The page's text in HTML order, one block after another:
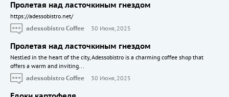
Пролетая над ласточкиным гнездом
https://adessobistro.net/
adessobistro Coffee
30 Июня, 2025
Пролетая над ласточкиным гнездом
Nestled in the heart of the city, Adessobistro is a charming coffee shop that
offers a warm and inviting...
adessobistro Coffee
30 Июня, 2025